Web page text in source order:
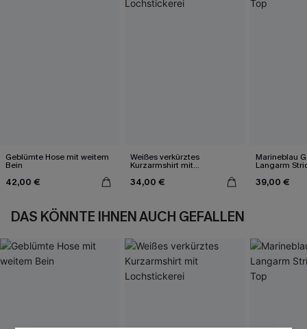
Geblümte Hose mit weitem
Bein
42,00 €
Weißes verkürztes
Kurzarmshirt mit
34,00 €
Marineblau
Langarm
39,00 €
DAS KÖNNTE IHNEN AUCH GEFALLEN